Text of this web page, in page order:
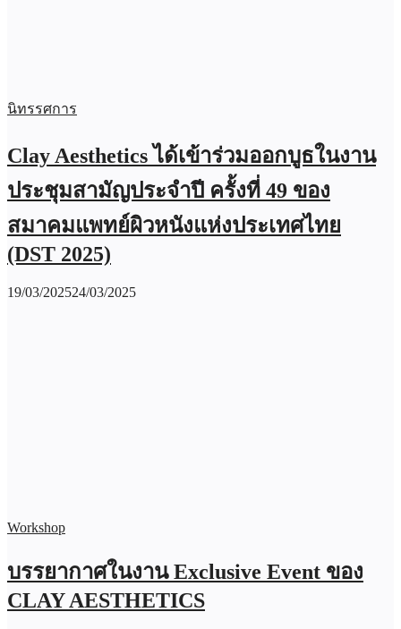
นิทรรศการ
Clay Aesthetics ได้เข้าร่วมออกบูธในงาน
ประชุมสามัญประจำปี ครั้งที่ 49 ของ
สมาคมแพทย์ผิวหนังแห่งประเทศไทย
(DST 2025)
19/03/202524/03/2025
Workshop
บรรยากาศในงาน Exclusive Event ของ
CLAY AESTHETICS